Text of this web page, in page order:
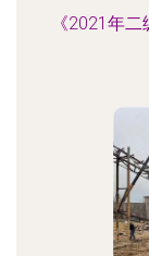
《2021年